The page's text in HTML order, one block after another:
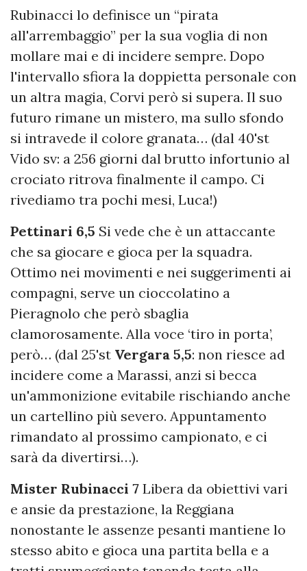
Rubinacci lo definisce un “pirata
all'arrembaggio” per la sua voglia di non
mollare mai e di incidere sempre. Dopo
l'intervallo sfiora la doppietta personale con
un altra magia, Corvi però si supera. Il suo
futuro rimane un mistero, ma sullo sfondo
si intravede il colore granata… (dal 40'st
Vido sv: a 256 giorni dal brutto infortunio al
crociato ritrova finalmente il campo. Ci
rivediamo tra pochi mesi, Luca!)
Pettinari 6,5 Si vede che è un attaccante
che sa giocare e gioca per la squadra.
Ottimo nei movimenti e nei suggerimenti ai
compagni, serve un cioccolatino a
Pieragnolo che però sbaglia
clamorosamente. Alla voce ‘tiro in porta’,
però… (dal 25'st Vergara 5,5: non riesce ad
incidere come a Marassi, anzi si becca
un'ammonizione evitabile rischiando anche
un cartellino più severo. Appuntamento
rimandato al prossimo campionato, e ci
sarà da divertirsi…).
Mister Rubinacci 7 Libera da obiettivi vari
e ansie da prestazione, la Reggiana
nonostante le assenze pesanti mantiene lo
stesso abito e gioca una partita bella e a